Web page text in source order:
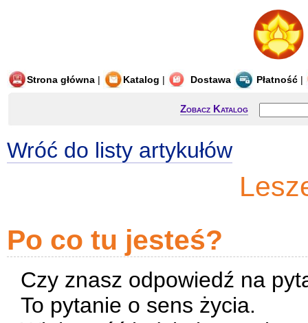
Strona główna | Katalog | Dostawa Płatność |
Zobacz Katalog
Wróć do listy artykułów
Po co tu jesteś?
Czy znasz odpowiedź na
To pytanie o sens życia.